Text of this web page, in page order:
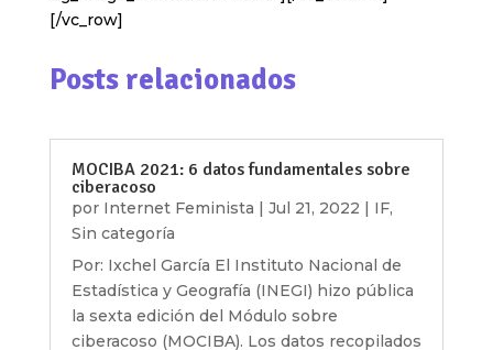
[/vc_row]
Posts relacionados
MOCIBA 2021: 6 datos fundamentales sobre
ciberacoso
por Internet Feminista Jul 21, 2022 IF,
Sin categoría
Por: Ixchel García El Instituto Nacional de
Estadística y Geografía (INEGI) hizo pública
la sexta edición del Módulo sobre
ciberacoso (MOCIBA). Los datos recopilados